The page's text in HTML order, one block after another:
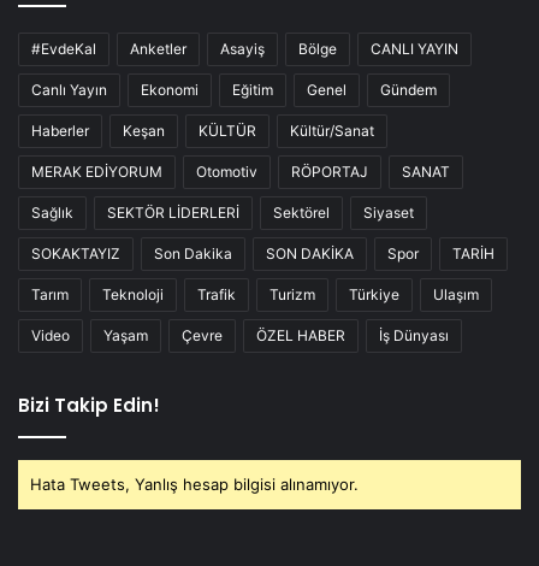
#EvdeKal Anketler Asayiş Bölge CANLI YAYIN
Canlı Yayın Ekonomi Eğitim Genel Gündem
Haberler Keşan KÜLTÜR Kültür/Sanat
MERAK EDİYORUM Otomotiv RÖPORTAJ SANAT
Sağlık SEKTÖR LİDERLERİ Sektörel Siyaset
SOKAKTAYIZ Son Dakika SON DAKİKA Spor TARİH
Tarım Teknoloji Trafik Turizm Türkiye Ulaşım
Video Yaşam Çevre ÖZEL HABER İş Dünyası
Bizi Takip Edin!
Hata Tweets, Yanlış hesap bilgisi alınamıyor.